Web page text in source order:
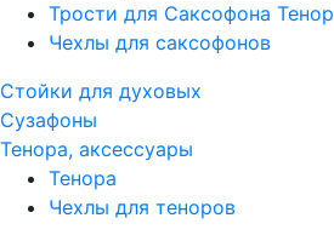
Трости для Саксофона Тенор
Чехлы для саксофонов
Стойки для духовых
Сузафоны
Тенора, аксессуары
Тенора
Чехлы для теноров